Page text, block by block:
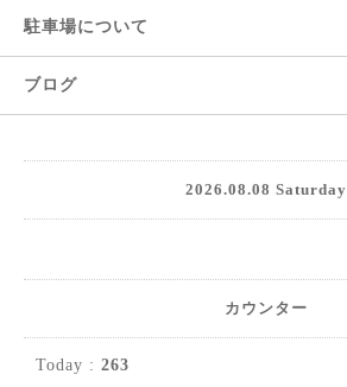
駐車場について
ブログ
2026.08.08 Saturday
カウンター
Today : 263